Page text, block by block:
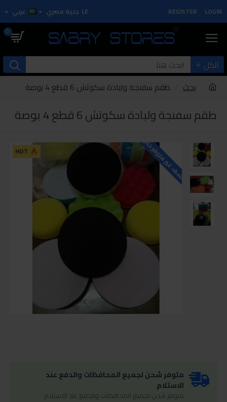
LOGIN
REGISTER
LE جنية مصري عربي
0
الكل
بحث
طقم سفنجة ولبادة سكوتش 6 قطع 4 بوصة
طقم سفنجة ولبادة سكوتش 6 قطع 4 بوصة
HOT للاسف غير متوفر حاليا
متوفر شحن لجميع المحافظات والدفع عند
الاستلام
متوفر شحن لجميع المحافظات والدفع عند الاستلام